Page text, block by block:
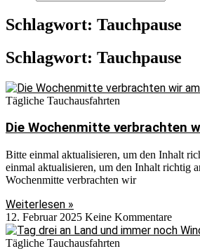
Schlagwort: Tauchpause
Schlagwort: Tauchpause
Tägliche Tauchausfahrten
Die Wochenmitte verbrachten
Bitte einmal aktualisieren, um den Inhalt
einmal aktualisieren, um den Inhalt richtig
Wochenmitte verbrachten wir
Weiterlesen »
12. Februar 2025 Keine Kommentare
Tägliche Tauchausfahrten